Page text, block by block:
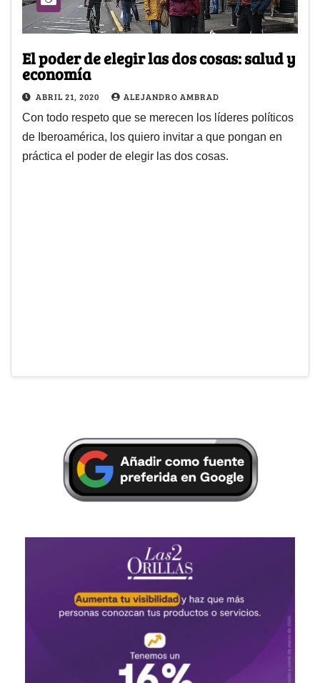
El poder de elegir las dos cosas: salud y
economía
ABRIL 21, 2020 ALEJANDRO AMBRAD
Con todo respeto que se merecen los líderes políticos
de Iberoamérica, los quiero invitar a que pongan en
práctica el poder de elegir las dos cosas.